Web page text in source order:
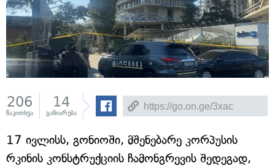
206
წაკითხვა
14
გაზიარება
17 ივლისს, გონიოში, მშენებარე კორპუსის
რკინის კონსტრუქციის ჩამონგრევის შედეგად,